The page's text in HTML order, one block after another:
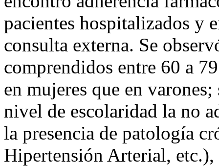
pacientes hospitalizados y
consulta externa. Se
comprendidos entre 60 a
en mujeres que en
nivel de escolaridad la no
la presencia de patología
Hipertensión Arterial,